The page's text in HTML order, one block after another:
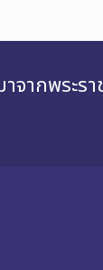
ากพระร